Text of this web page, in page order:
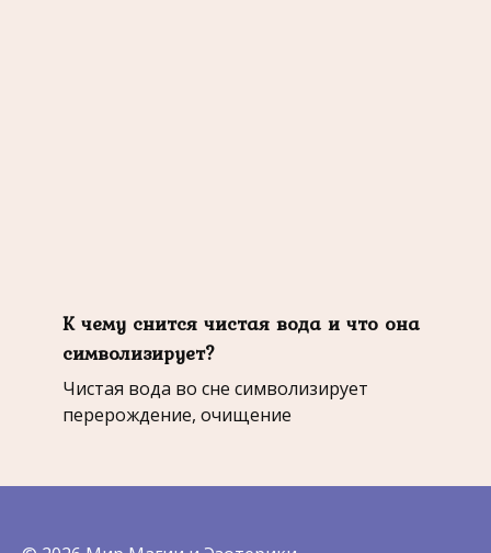
К чему снится чистая вода и что она
символизирует?
Чистая вода во сне символизирует
перерождение, очищение